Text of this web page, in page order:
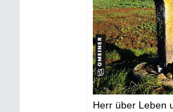
Eifelkarte:
Drehorte &
Eifelkrimi:
Die Autoren
Herr über Leben